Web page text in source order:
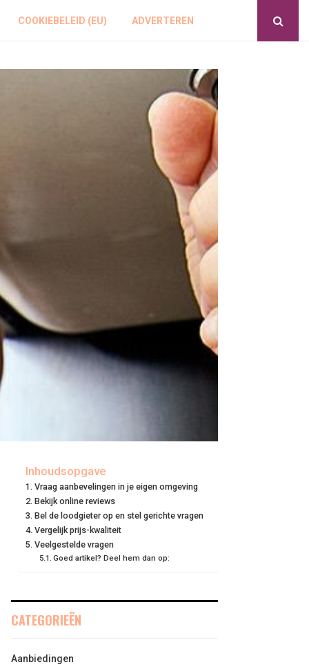
COOKIEBELEID (EU) ADVERTEREN
Inhoudsopgave
Vraag aanbevelingen in je eigen omgeving
Bekijk online reviews
Bel de loodgieter op en stel gerichte vragen
Vergelijk prijs-kwaliteit
Veelgestelde vragen
Goed artikel? Deel hem dan op:
CATEGORIEËN
Aanbiedingen